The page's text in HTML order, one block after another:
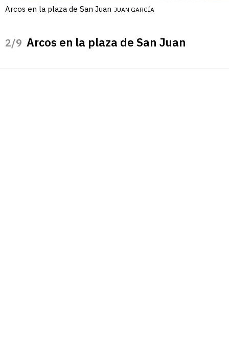
Arcos en la plaza de San Juan JUAN GARCÍA
/9 Arcos en la plaza de San Juan